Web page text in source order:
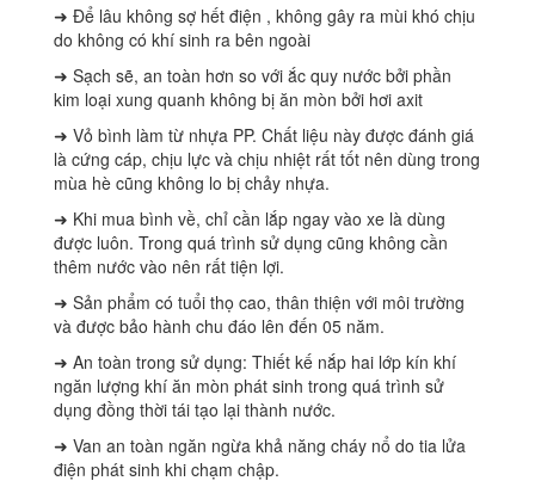
➜ Để lâu không sợ hết điện , không gây ra mùi khó chịu
do không có khí sinh ra bên ngoài
➜ Sạch sẽ, an toàn hơn so với ắc quy nước bởi phần
kim loại xung quanh không bị ăn mòn bởi hơi axit
➜ Vỏ bình làm từ nhựa PP. Chất liệu này được đánh giá
là cứng cáp, chịu lực và chịu nhiệt rất tốt nên dùng trong
mùa hè cũng không lo bị chảy nhựa.
➜ Khi mua bình về, chỉ cần lắp ngay vào xe là dùng
được luôn. Trong quá trình sử dụng cũng không cần
thêm nước vào nên rất tiện lợi.
➜ Sản phẩm có tuổi thọ cao, thân thiện với môi trường
và được bảo hành chu đáo lên đến 05 năm.
➜ An toàn trong sử dụng: Thiết kế nắp hai lớp kín khí
ngăn lượng khí ăn mòn phát sinh trong quá trình sử
dụng đồng thời tái tạo lại thành nước.
➜ Van an toàn ngăn ngừa khả năng cháy nổ do tia lửa
điện phát sinh khi chạm chập.